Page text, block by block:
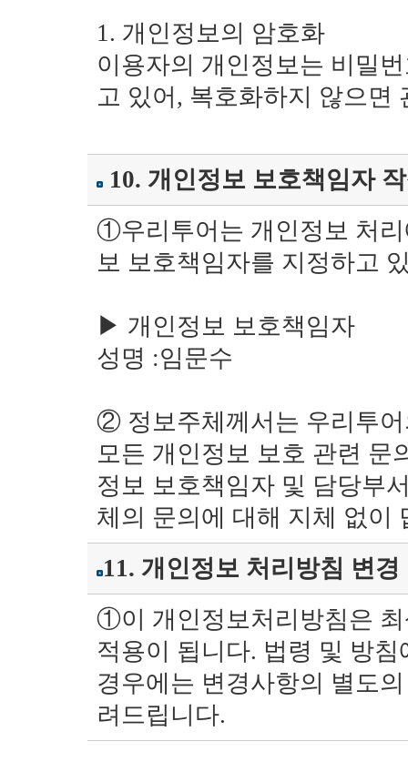
1. 개인정보의 암호화
이용자의 개인정보는 비밀
고 있어, 복호화하지 않으면
10. 개인정보 보호책임자
①우리투어는 개인정보 처
보 보호책임자를 지정하고
▶ 개인정보 보호책임자
성명 :임문수
② 정보주체께서는 우리투
모든 개인정보 보호 관련 문
정보 보호책임자 및 담당부
체의 문의에 대해 지체 없이
11. 개인정보 처리방침 변경
①이 개인정보처리방침은
적용이 됩니다. 법령 및 방
경우에는 변경사항의 별도
려드립니다.